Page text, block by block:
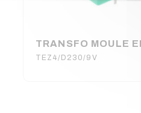
TEZ4/D230/9V